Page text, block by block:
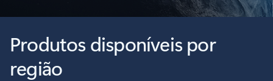
Produtos disponíveis por
região